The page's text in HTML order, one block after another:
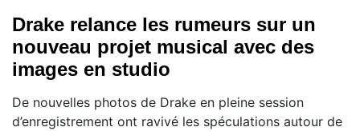
Drake relance les rumeurs sur un
nouveau projet musical avec des
images en studio
De nouvelles photos de Drake en pleine session
d’enregistrement ont ravivé les spéculations autour de